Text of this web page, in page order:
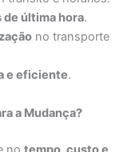
última hora.
no transporte
e eficiente.
a Mudança?